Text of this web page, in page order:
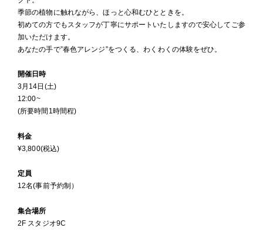
季節の植物に触れながら、ほっと心和むひとときを。
初めての方でもスタッフが丁寧にサポートいたしますので安心してご参
加いただけます。
あなたの手で”春色アレンジ”をつくる、わくわくの体験をぜひ。
開催日時
3月14日(土)
12:00~
(所要時間1時間程)
料金
¥3,800(税込)
定員
12名(事前予約制）
集合場所
2F スタジオ9C